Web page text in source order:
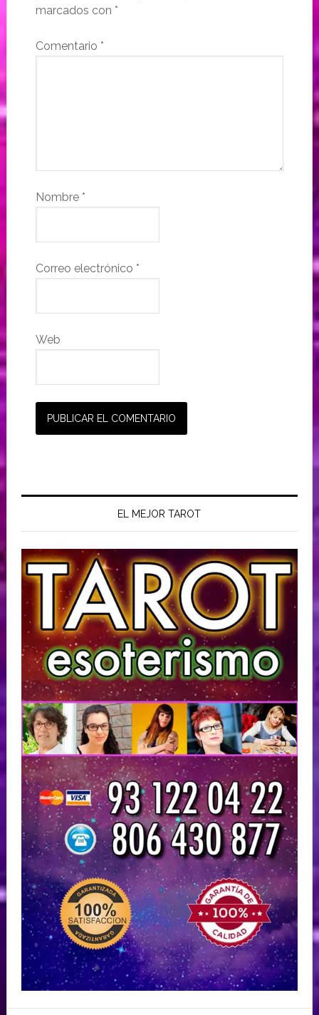
marcados con *
Comentario *
Nombre *
Correo electrónico *
Web
EL MEJOR TAROT